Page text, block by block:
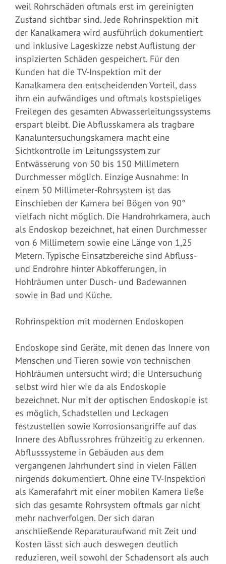
weil Rohrschäden oftmals erst im gereinigten
Zustand sichtbar sind. Jede Rohrinspektion mit
der Kanalkamera wird ausführlich dokumentiert
und inklusive Lageskizze nebst Auflistung der
inspizierten Schäden gespeichert. Für den
Kunden hat die TV-Inspektion mit der
Kanalkamera den entscheidenden Vorteil, dass
ihm ein aufwändiges und oftmals kostspieliges
Freilegen des gesamten Abwasserleitungssystems
erspart bleibt. Die Abflusskamera als tragbare
Kanaluntersuchungskamera macht eine
Sichtkontrolle im Leitungssystem zur
Entwässerung von 50 bis 150 Millimetern
Durchmesser möglich. Einzige Ausnahme: In
einem 50 Millimeter-Rohrsystem ist das
Einschieben der Kamera bei Bögen von 90°
vielfach nicht möglich. Die Handrohrkamera, auch
als Endoskop bezeichnet, hat einen Durchmesser
von 6 Millimetern sowie eine Länge von 1,25
Metern. Typische Einsatzbereiche sind Abfluss-
und Endrohre hinter Abkofferungen, in
Hohlräumen unter Dusch- und Badewannen
sowie in Bad und Küche.
Rohrinspektion mit modernen Endoskopen
Endoskope sind Geräte, mit denen das Innere von
Menschen und Tieren sowie von technischen
Hohlräumen untersucht wird; die Untersuchung
selbst wird hier wie da als Endoskopie
bezeichnet. Nur mit der optischen Endoskopie ist
es möglich, Schadstellen und Leckagen
festzustellen sowie Korrosionsangriffe auf das
Innere des Abflussrohres frühzeitig zu erkennen.
Abflusssysteme in Gebäuden aus dem
vergangenen Jahrhundert sind in vielen Fällen
nirgends dokumentiert. Ohne eine TV-Inspektion
als Kamerafahrt mit einer mobilen Kamera ließe
sich das gesamte Rohrsystem oftmals gar nicht
mehr nachverfolgen. Der sich daran
anschließende Reparaturaufwand mit Zeit und
Kosten lässt sich auch deswegen deutlich
reduzieren, weil sowohl der Schadensort als auch